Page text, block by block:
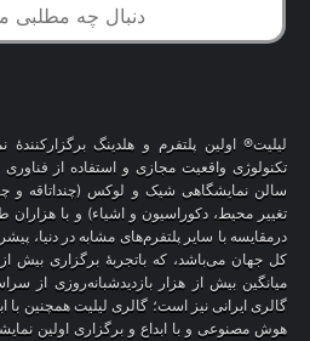
لیلیت® اولین پلتفرم و هلدینگ برگزارکنندهٔ
تکنولوژی واقعیت مجازی و استفاده از
سالن نمایشگاهی شیک و لوکس (چنداتاقه و
تغییر محیط، دکوراسیون و اشیاء) و با
درمقایسه با سایر پلتفرم‌های مشابه در دنیا،
میانگین بیش از هزار بازدیدشبانه‌روزی از
گالری ایرانی نیز است؛ گالری لیلیت همچنین با
هوش مصنوعی و با ابداع و برگزاری اولین